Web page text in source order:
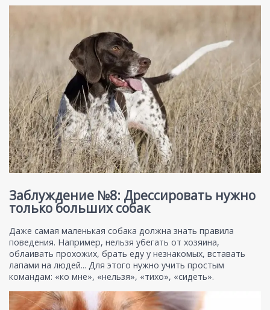
Заблуждение №8: Дрессировать нужно
только больших собак
Даже самая маленькая собака должна знать правила
поведения. Например, нельзя убегать от хозяина,
облаивать прохожих, брать еду у незнакомых, вставать
лапами на людей... Для этого нужно учить простым
командам: «ко мне», «нельзя», «тихо», «сидеть».